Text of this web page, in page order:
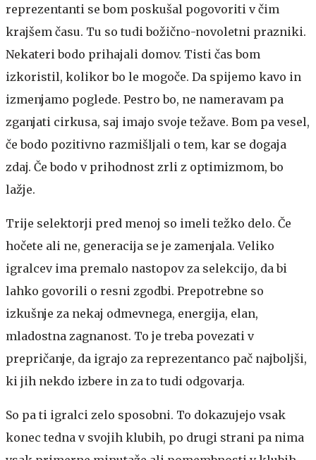
reprezentanti se bom poskušal pogovoriti v čim
krajšem času. Tu so tudi božično-novoletni prazniki.
Nekateri bodo prihajali domov. Tisti čas bom
izkoristil, kolikor bo le mogoče. Da spijemo kavo in
izmenjamo poglede. Pestro bo, ne nameravam pa
zganjati cirkusa, saj imajo svoje težave. Bom pa vesel,
če bodo pozitivno razmišljali o tem, kar se dogaja
zdaj. Če bodo v prihodnost zrli z optimizmom, bo
lažje.
Trije selektorji pred menoj so imeli težko delo. Če
hočete ali ne, generacija se je zamenjala. Veliko
igralcev ima premalo nastopov za selekcijo, da bi
lahko govorili o resni zgodbi. Prepotrebne so
izkušnje za nekaj odmevnega, energija, elan,
mladostna zagnanost. To je treba povezati v
prepričanje, da igrajo za reprezentanco pač najboljši,
ki jih nekdo izbere in za to tudi odgovarja.
So pa ti igralci zelo sposobni. To dokazujejo vsak
konec tedna v svojih klubih, po drugi strani pa nima